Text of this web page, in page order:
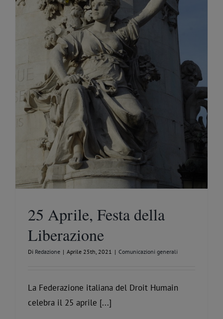
25 Aprile, Festa della
Liberazione
Di Redazione | Aprile 25th, 2021 | Comunicazioni generali
La Federazione italiana del Droit Humain
celebra il 25 aprile [...]